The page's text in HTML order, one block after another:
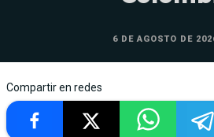
6 DE AGOSTO DE
Compartir en redes